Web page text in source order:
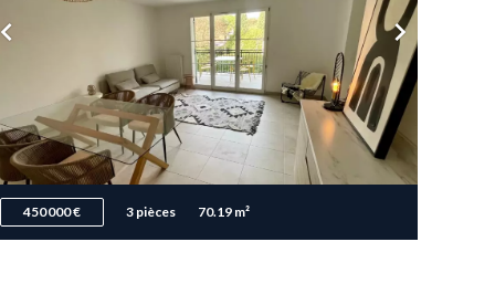
450 000 € 3 pièces 70.19 m²